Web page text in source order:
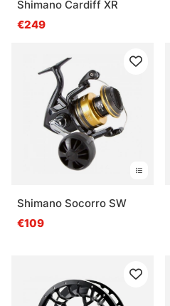
Shimano Cardiff XR
€249
Shimano Socorro SW
€109